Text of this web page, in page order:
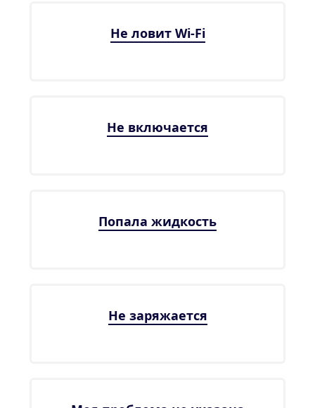
Не ловит Wi-Fi
Не включается
Попала жидкость
Не заряжается